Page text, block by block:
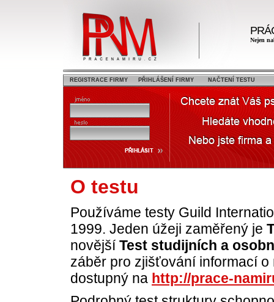
Nejen
REGISTRACE FIRMY PŘIHLÁŠENÍ FIRMY NAČTENÍ TESTU
O testu
Používáme testy Guild
1999. Jeden úžeji zaměřený je
novějšíTest studijních a
záběr pro zjišťování informací o
dostupný na http://prace-